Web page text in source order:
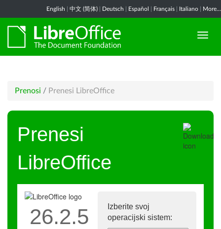
English 中文 (简体) Deutsch Español Français Italiano More...
Prenosi / Prenesi LibreOffice
Prenesi
LibreOffice
Izberite svoj
operacijski sistem:
26.2.5